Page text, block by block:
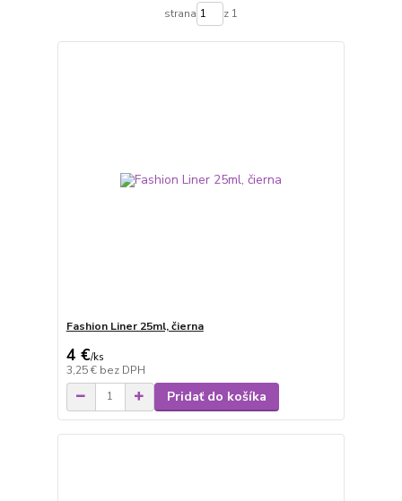
strana z 1
Fashion Liner 25ml, čierna
4 €/ks
3,25 € bez DPH
Pridať do košíka